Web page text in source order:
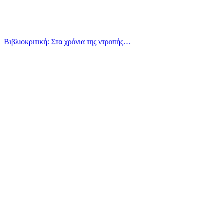
Βιβλιοκριτική: Στα χρόνια της ντροπής…